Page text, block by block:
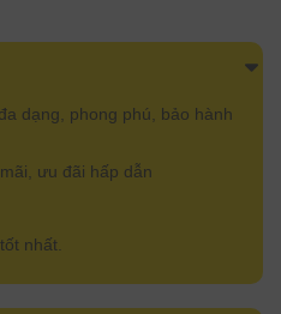
dạng, phong phú, bảo hành
ưu đãi hấp dẫn
nhất.